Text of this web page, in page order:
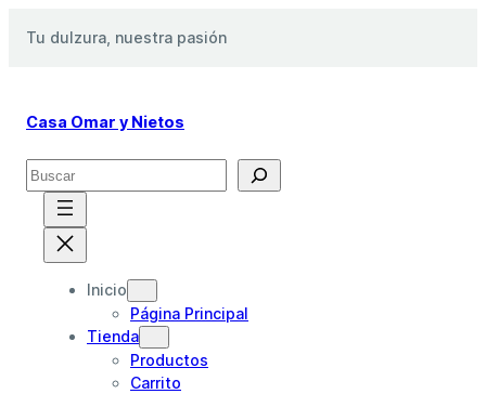
Tu dulzura, nuestra pasión
Casa Omar y Nietos
S
e
Inicio
Página Principal
Tienda
Productos
Carrito